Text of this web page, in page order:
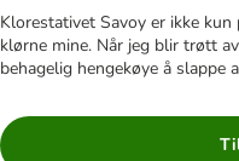
Klorestativet Savoy er ikke
klørne mine. Når jeg blir trøtt
behagelig hengekøye å slappe